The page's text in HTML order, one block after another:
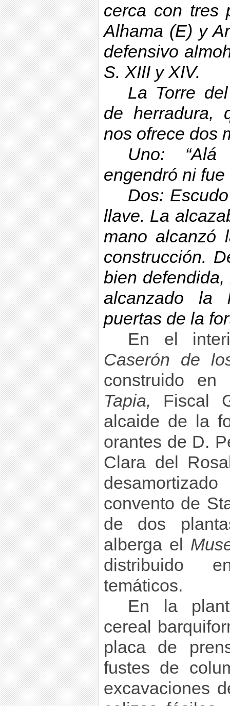
cerca con tres
Alhama (E) y
defensivo
S. XIII y XIV.
La Torre
de herradura,
nos ofrece dos
Uno: “
engendró ni fue
Dos:
llave. La
mano alcanzó
construcción.
bien
alcanzado la
puertas de la
En el
Caserón de
construido
Tapia, Fiscal
alcaide de la
orantes de D.
Clara del
convento de
de dos
alberga el
distribuido
temáticos.
En la
cereal
placa de
fustes de
excavaciones